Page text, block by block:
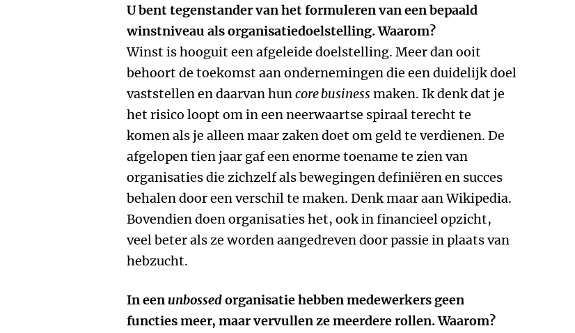
U bent tegenstander van het formuleren van een bepaald
winstniveau als organisatiedoelstelling. Waarom?
Winst is hooguit een afgeleide doelstelling. Meer dan ooit
behoort de toekomst aan ondernemingen die een duidelijk doel
vaststellen en daarvan huncore business maken. Ik denk dat je
het risico loopt om in een neerwaartse spiraal terecht te
komen als je alleen maar zaken doet om geld te verdienen. De
afgelopen tien jaar gaf een enorme toename te zien van
organisaties die zichzelf als bewegingen definiëren en succes
behalen door een verschil te maken. Denk maar aan Wikipedia.
Bovendien doen organisaties het, ook in financieel opzicht,
veel beter als ze worden aangedreven door passie in plaats van
hebzucht.
In eenunbossedorganisatie hebben medewerkers geen
functies meer, maar vervullen ze meerdere rollen. Waarom?